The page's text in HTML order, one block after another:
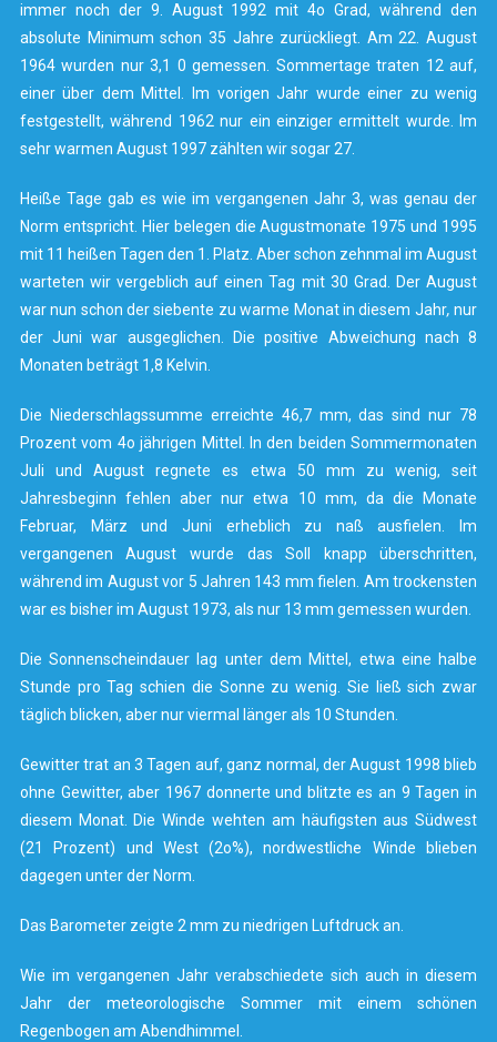
immer noch der 9. August 1992 mit 4o Grad, während den
absolute Minimum schon 35 Jahre zurückliegt. Am 22. August
1964 wurden nur 3,1 0 gemessen. Sommertage traten 12 auf,
einer über dem Mittel. Im vorigen Jahr wurde einer zu wenig
festgestellt, während 1962 nur ein einziger ermittelt wurde. Im
sehr warmen August 1997 zählten wir sogar 27.
Heiße Tage gab es wie im vergangenen Jahr 3, was genau der
Norm entspricht. Hier belegen die Augustmonate 1975 und 1995
mit 11 heißen Tagen den 1. Platz. Aber schon zehnmal im August
warteten wir vergeblich auf einen Tag mit 30 Grad. Der August
war nun schon der siebente zu warme Monat in diesem Jahr, nur
der Juni war ausgeglichen. Die positive Abweichung nach 8
Monaten beträgt 1,8 Kelvin.
Die Niederschlagssumme erreichte 46,7 mm, das sind nur 78
Prozent vom 4o jährigen Mittel. In den beiden Sommermonaten
Juli und August regnete es etwa 50 mm zu wenig, seit
Jahresbeginn fehlen aber nur etwa 10 mm, da die Monate
Februar, März und Juni erheblich zu naß ausfielen. Im
vergangenen August wurde das Soll knapp überschritten,
während im August vor 5 Jahren 143 mm fielen. Am trockensten
war es bisher im August 1973, als nur 13 mm gemessen wurden.
Die Sonnenscheindauer lag unter dem Mittel, etwa eine halbe
Stunde pro Tag schien die Sonne zu wenig. Sie ließ sich zwar
täglich blicken, aber nur viermal länger als 10 Stunden.
Gewitter trat an 3 Tagen auf, ganz normal, der August 1998 blieb
ohne Gewitter, aber 1967 donnerte und blitzte es an 9 Tagen in
diesem Monat. Die Winde wehten am häufigsten aus Südwest
(21 Prozent) und West (2o%), nordwestliche Winde blieben
dagegen unter der Norm.
Das Barometer zeigte 2 mm zu niedrigen Luftdruck an.
Wie im vergangenen Jahr verabschiedete sich auch in diesem
Jahr der meteorologische Sommer mit einem schönen
Regenbogen am Abendhimmel.